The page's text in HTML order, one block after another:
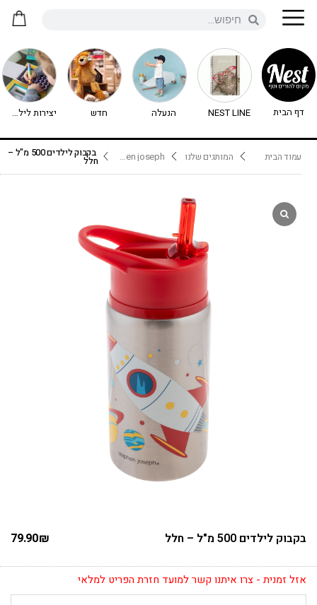
דף הבית NEST LINE הנעלה חדש יצירות לילדים - יצירה לילדים
עמוד הבית המותגים שלנו stephen joseph בקבוק לילדים 500 מ"ל –
חלל
בקבוק לילדים 500 מ"ל – חלל 79.90₪
אזל זמנית - צרו איתנו קשר למועד חזרת הפריט למלאי